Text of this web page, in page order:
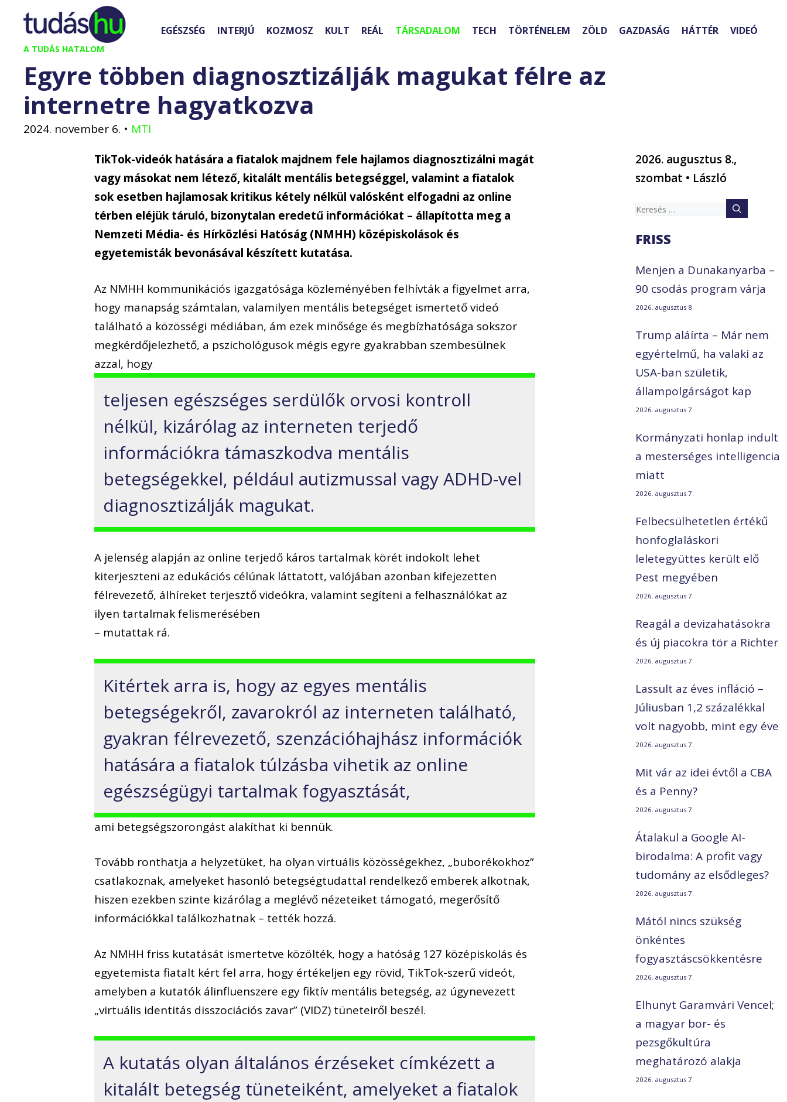
Kilépés
tartalomba
A TUDÁS HATALOM
EGÉSZSÉG INTERJÚ KOZMOSZ KULT REÁL TÁRSADALOM TECH TÖRTÉNELEM ZÖLD GAZDASÁG HÁTTÉR VIDEÓ
Egyre többen diagnosztizálják magukat félre az
internetre hagyatkozva
2024. november 6. • MTI
TikTok-videók hatására a fiatalok majdnem fele hajlamos diagnosztizálni magát
vagy másokat nem létező, kitalált mentális betegséggel, valamint a fiatalok
sok esetben hajlamosak kritikus kétely nélkül valósként elfogadni az online
térben eléjük táruló, bizonytalan eredetű információkat – állapította meg a
Nemzeti Média- és Hírközlési Hatóság (NMHH) középiskolások és
egyetemisták bevonásával készített kutatása.
Az NMHH kommunikációs igazgatósága közleményében felhívták a figyelmet arra,
hogy manapság számtalan, valamilyen mentális betegséget ismertető videó
található a közösségi médiában, ám ezek minősége és megbízhatósága sokszor
megkérdőjelezhető, a pszichológusok mégis egyre gyakrabban szembesülnek
azzal, hogy
teljesen egészséges serdülők orvosi kontroll
nélkül, kizárólag az interneten terjedő
információkra támaszkodva mentális
betegségekkel, például autizmussal vagy ADHD-vel
diagnosztizálják magukat.
A jelenség alapján az online terjedő káros tartalmak körét indokolt lehet
kiterjeszteni az edukációs célúnak láttatott, valójában azonban kifejezetten
félrevezető, álhíreket terjesztő videókra, valamint segíteni a felhasználókat az
ilyen tartalmak felismerésében
– mutattak rá.
Kitértek arra is, hogy az egyes mentális
betegségekről, zavarokról az interneten található,
gyakran félrevezető, szenzációhajhász információk
hatására a fiatalok túlzásba vihetik az online
egészségügyi tartalmak fogyasztását,
ami betegségszorongást alakíthat ki bennük.
Tovább ronthatja a helyzetüket, ha olyan virtuális közösségekhez, „buborékokhoz”
csatlakoznak, amelyeket hasonló betegségtudattal rendelkező emberek alkotnak,
hiszen ezekben szinte kizárólag a meglévő nézeteiket támogató, megerősítő
információkkal találkozhatnak – tették hozzá.
Az NMHH friss kutatását ismertetve közölték, hogy a hatóság 127 középiskolás és
egyetemista fiatalt kért fel arra, hogy értékeljen egy rövid, TikTok-szerű videót,
amelyben a kutatók álinfluenszere egy fiktív mentális betegség, az úgynevezett
„virtuális identitás disszociációs zavar” (VIDZ) tüneteiről beszél.
A kutatás olyan általános érzéseket címkézett a
kitalált betegség tüneteiként, amelyeket a fiatalok
2026. augusztus 8.,
szombat • László
Keresés:
FRISS
Menjen a Dunakanyarba –
90 csodás program várja
2026. augusztus 8.
Trump aláírta – Már nem
egyértelmű, ha valaki az
USA-ban születik,
állampolgárságot kap
2026. augusztus 7.
Kormányzati honlap indult
a mesterséges intelligencia
miatt
2026. augusztus 7.
Felbecsülhetetlen értékű
honfoglaláskori
leletegyüttes került elő
Pest megyében
2026. augusztus 7.
Reagál a devizahatásokra
és új piacokra tör a Richter
2026. augusztus 7.
Lassult az éves infláció –
Júliusban 1,2 százalékkal
volt nagyobb, mint egy éve
2026. augusztus 7.
Mit vár az idei évtől a CBA
és a Penny?
2026. augusztus 7.
Átalakul a Google AI-
birodalma: A profit vagy
tudomány az elsődleges?
2026. augusztus 7.
Mától nincs szükség
önkéntes
fogyasztáscsökkentésre
2026. augusztus 7.
Elhunyt Garamvári Vencel;
a magyar bor- és
pezsgőkultúra
meghatározó alakja
2026. augusztus 7.